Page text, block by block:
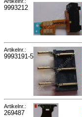
9993212
Artikelnr.:
9993191-5
Artikelnr.:
269487